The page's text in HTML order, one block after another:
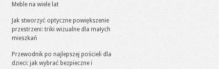
Meble na wiele lat
Jak stworzyć optyczne powiększenie
przestrzeni: triki wizualne dla małych
mieszkań
Przewodnik po najlepszej pościeli dla
dzieci: jak wybrać bezpieczne i